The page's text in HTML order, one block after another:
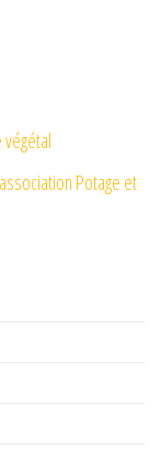
Potage et